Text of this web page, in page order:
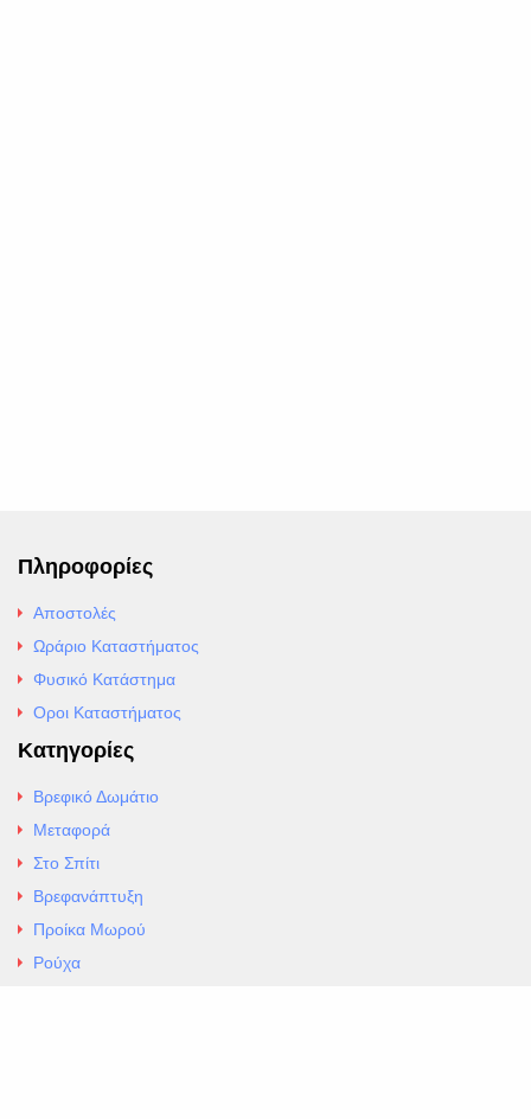
Πληροφορίες
Αποστολές
Ωράριο Καταστήματος
Φυσικό Κατάστημα
Οροι Καταστήματος
Κατηγορίες
Βρεφικό Δωμάτιο
Μεταφορά
Στο Σπίτι
Βρεφανάπτυξη
Προίκα Μωρού
Ρούχα